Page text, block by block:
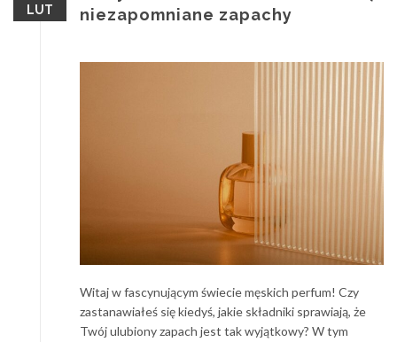
LUT
niezapomniane zapachy
Witaj w fascynującym świecie męskich perfum! Czy
zastanawiałeś się kiedyś, jakie składniki sprawiają, że
Twój ulubiony zapach jest tak wyjątkowy? W tym